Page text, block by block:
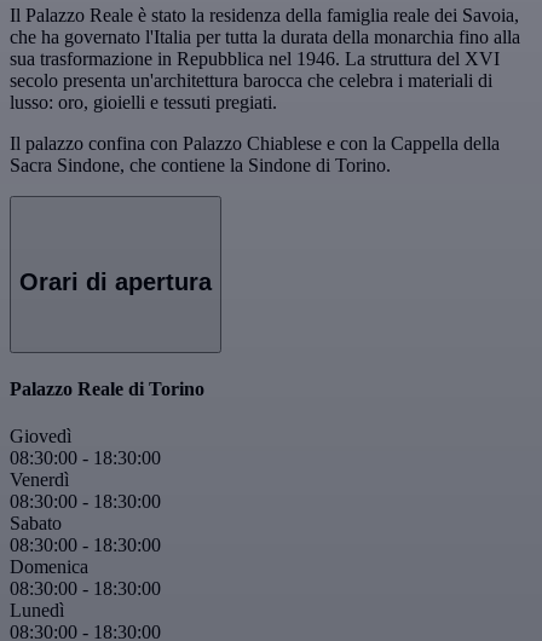
Il Palazzo Reale è stato la residenza della famiglia reale dei Savoia,
che ha governato l'Italia per tutta la durata della monarchia fino alla
sua trasformazione in Repubblica nel 1946. La struttura del XVI
secolo presenta un'architettura barocca che celebra i materiali di
lusso: oro, gioielli e tessuti pregiati.
Il palazzo confina con Palazzo Chiablese e con la Cappella della
Sacra Sindone, che contiene la Sindone di Torino.
Orari di apertura
Palazzo Reale di Torino
Giovedì
08:30:00 - 18:30:00
Venerdì
08:30:00 - 18:30:00
Sabato
08:30:00 - 18:30:00
Domenica
08:30:00 - 18:30:00
Lunedì
08:30:00 - 18:30:00